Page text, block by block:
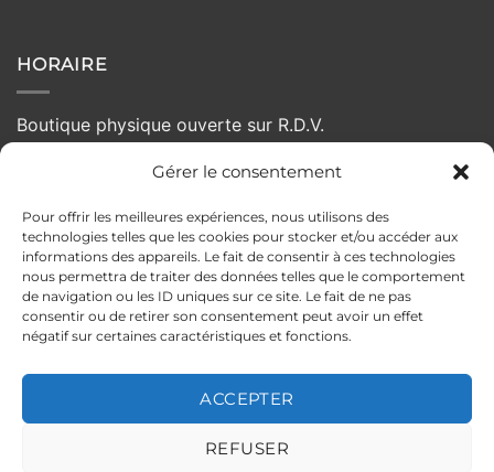
Gérer le consentement
Pour offrir les meilleures expériences, nous utilisons des
technologies telles que les cookies pour stocker et/ou accéder aux
informations des appareils. Le fait de consentir à ces technologies
nous permettra de traiter des données telles que le comportement
de navigation ou les ID uniques sur ce site. Le fait de ne pas
consentir ou de retirer son consentement peut avoir un effet
négatif sur certaines caractéristiques et fonctions.
ACCEPTER
REFUSER
HORAIRE
Boutique physique ouverte sur R.D.V.
Mercredi : 10h - 19h
Jeudi :10h - 19h
Vendredi :10:00 - 19h
Samedi :10h - 19h
Dimanche :Fermé
CONDITIONS GÉNÉRALES DE VENTE